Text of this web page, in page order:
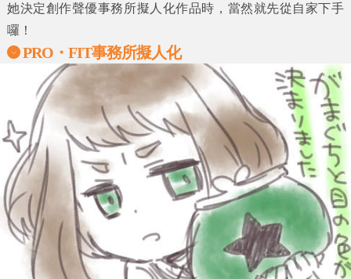
她決定創作聲優事務所擬人化作品時，當然就先從自家下手
囉！
PRO・FIT事務所擬人化